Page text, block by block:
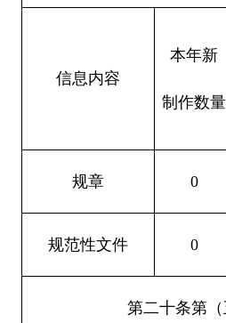
信息内容
本年新
制作数量
规章 0
规范性文件 0
第二十条第